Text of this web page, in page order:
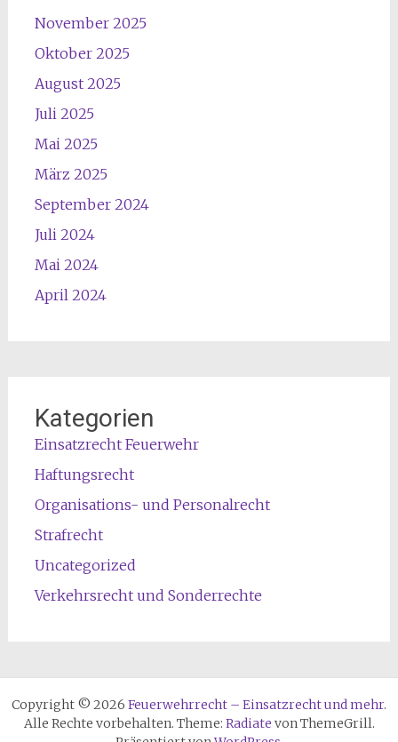
November 2025
Oktober 2025
August 2025
Juli 2025
Mai 2025
März 2025
September 2024
Juli 2024
Mai 2024
April 2024
Kategorien
Einsatzrecht Feuerwehr
Haftungsrecht
Organisations- und Personalrecht
Strafrecht
Uncategorized
Verkehrsrecht und Sonderrechte
Copyright © 2026 Feuerwehrrecht – Einsatzrecht und mehr.
Alle Rechte vorbehalten. Theme: Radiate von ThemeGrill.